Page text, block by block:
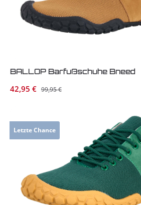
BALLOP Barfußschuhe Bneed
Verkaufspreis:
42,95 € Regulärer Preis:
99,95 €
Letzte Chance